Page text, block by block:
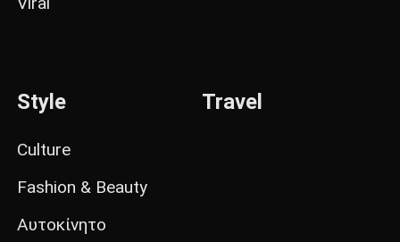
Style
Culture
Fashion & Beauty
Αυτοκίνητο
Travel